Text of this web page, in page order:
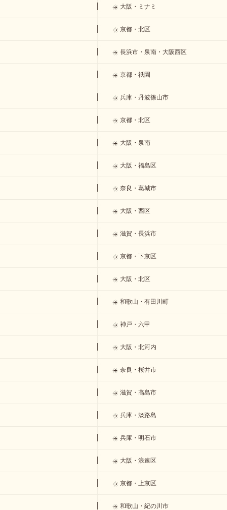
大阪・ミナミ
京都・北区
長浜市・泉南・大阪西区
京都・祇園
兵庫・丹波篠山市
京都・北区
大阪・泉南
大阪・福島区
奈良・葛城市
大阪・西区
滋賀・長浜市
京都・下京区
大阪・北区
和歌山・有田川町
神戸・六甲
大阪・北河内
奈良・桜井市
滋賀・高島市
兵庫・淡路島
兵庫・明石市
大阪・浪速区
京都・上京区
和歌山・紀の川市